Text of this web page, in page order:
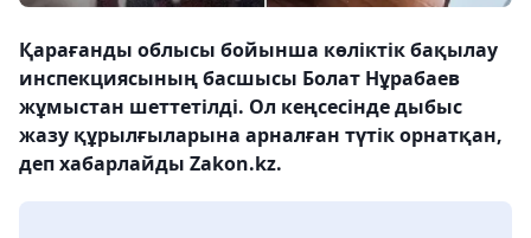
Қарағанды ​​облысы бойынша көліктік бақылау
инспекциясының басшысы Болат Нұрабаев
жұмыстан шеттетілді. Ол кеңсесінде дыбыс
жазу құрылғыларына арналған түтік орнатқан,
деп хабарлайды Zakon.kz.